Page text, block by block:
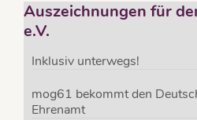
Auszeichnungen für
e.V.
Inklusiv unterwegs!
mog61 bekommt den
Ehrenamt